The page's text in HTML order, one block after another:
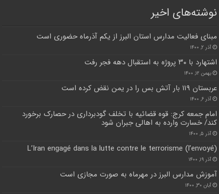
نوشته‌های اخیر
مبنای فعالیت مدارس استان البرز از یکم آذرماه حضوری است
آذر ۲, ۱۴۰۰
اشتهارد با ۳۰ پروژه به استقبال دهه فجر رفت
بهمن ۱۲, ۱۴۰۰
عربستان ۱۱۹ بار آتش بس را در یمن نقض کرده است
آذر ۶, ۱۴۰۰
امام جمعه کرج: قوه قضائیه با تخلف گودبرداری در حصارک برخورد
کند/ خسارت وارده به اهالی جبران شود
آذر ۵, ۱۴۰۰
L’Iran engagé dans la lutte contre le terrorisme (l’envoyé)
آذر ۱۹, ۱۴۰۰
آموزش مدارس البرز در مهرماه به صورت مجازی است
آبان ۳۰, ۱۴۰۰